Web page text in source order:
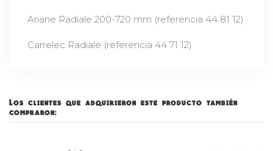
Ariane Radiale 200-720 mm (referencia 44 81 12)
Carrelec Radiale (referencia 44 71 12)
Los clientes que adquirieron este producto también
compraron: